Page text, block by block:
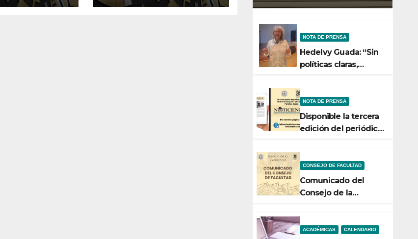
Ministerio de
Ciencia y
Tecnología
NOTA DE PRENSA
Hedelvy Guada: “Sin
políticas claras,
conservación rendirá
frutos”
NOTA DE PRENSA
Disponible la tercera
edición del periódico
Noticiencias 2026
CONSEJO DE FACULTAD
Comunicado del
Consejo de la
ACADÉMICAS CALENDARIO